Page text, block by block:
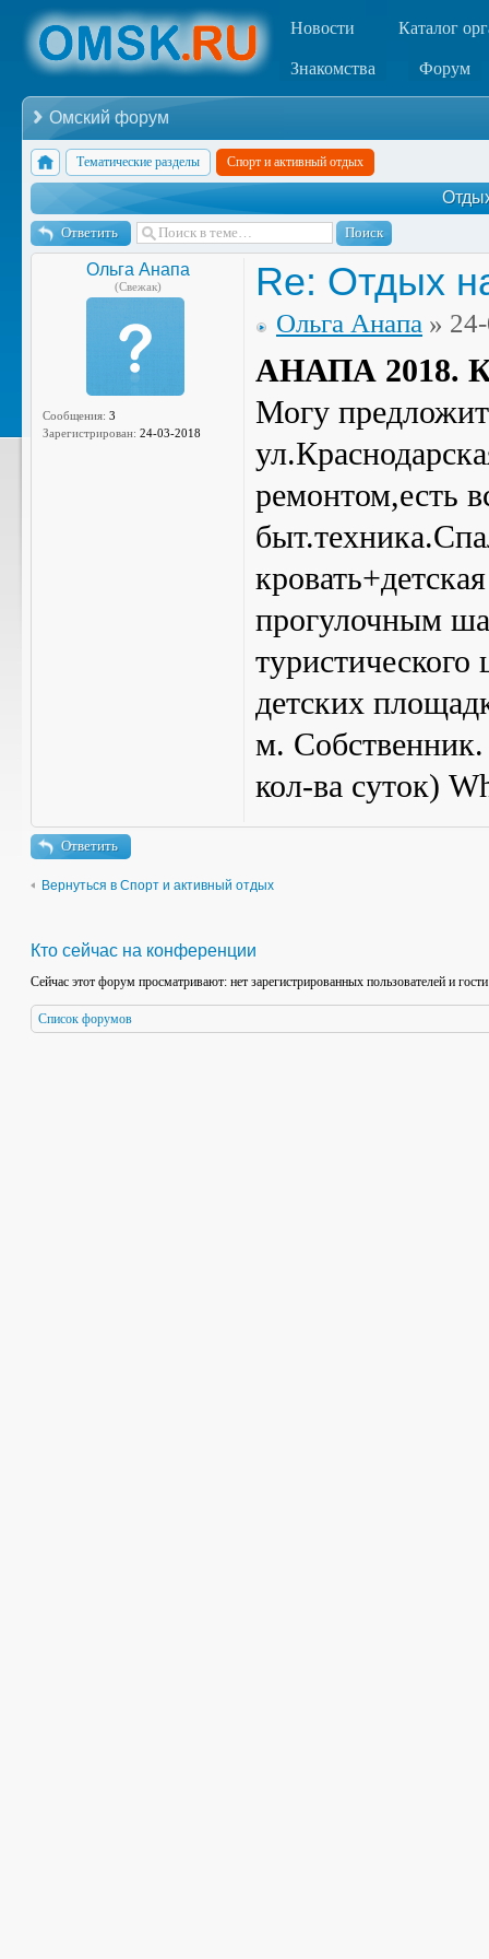
Новости Каталог
Знакомства Форум
Омский форум
Тематические разделы Спорт и активный отдых
Ответить
Ольга Анапа
(Свежак)
Сообщения: 3
Зарегистрирован: 24-03-2018
Re: Отдых
Ольга Анапа »
АНАПА 2018.
Могу
ремонтом,есть
прогулочным
детских
м.
кол-ва суток)
Ответить
Вернуться в Спорт и активный отдых
Кто сейчас на конференции
Сейчас этот форум просматривают: нет зарегистрированных пользователей и
Список форумов